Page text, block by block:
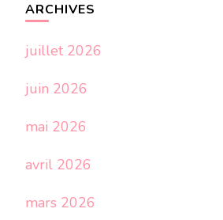
ARCHIVES
juillet 2026
juin 2026
mai 2026
avril 2026
mars 2026